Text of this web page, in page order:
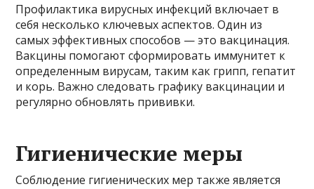
Профилактика вирусных инфекций включает в
себя несколько ключевых аспектов. Один из
самых эффективных способов — это вакцинация.
Вакцины помогают сформировать иммунитет к
определенным вирусам, таким как грипп, гепатит
и корь. Важно следовать графику вакцинации и
регулярно обновлять прививки.
Гигиенические меры
Соблюдение гигиенических мер также является